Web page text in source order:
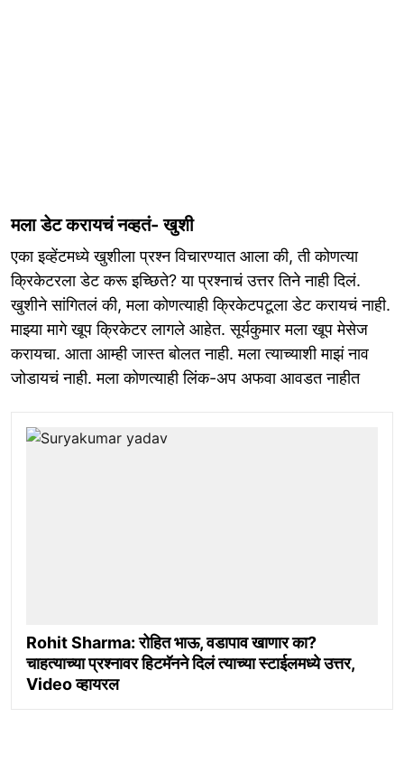
मला डेट करायचं नव्हतं- खुशी
एका इव्हेंटमध्ये खुशीला प्रश्न विचारण्यात आला की, ती कोणत्या
क्रिकेटरला डेट करू इच्छिते? या प्रश्नाचं उत्तर तिने नाही दिलं.
खुशीने सांगितलं की, मला कोणत्याही क्रिकेटपटूला डेट करायचं नाही.
माझ्या मागे खूप क्रिकेटर लागले आहेत. सूर्यकुमार मला खूप मेसेज
करायचा. आता आम्ही जास्त बोलत नाही. मला त्याच्याशी माझं नाव
जोडायचं नाही. मला कोणत्याही लिंक-अप अफवा आवडत नाहीत
Rohit Sharma: रोहित भाऊ, वडापाव खाणार का?
चाहत्याच्या प्रश्नावर हिटमॅनने दिलं त्याच्या स्टाईलमध्ये उत्तर,
Video व्हायरल